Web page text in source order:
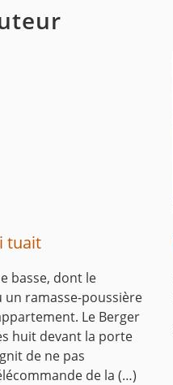
tuait
basse, dont le
un ramasse-poussière
Le Berger
huit devant la porte
de ne pas
de la (…)